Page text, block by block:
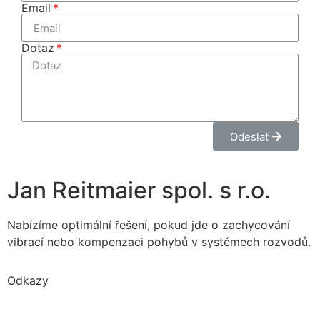
Email
Dotaz
Odeslat
Jan Reitmaier spol. s r.o.
Nabízíme optimální řešení, pokud jde o zachycování
vibrací nebo kompenzaci pohybů v systémech rozvodů.
Odkazy